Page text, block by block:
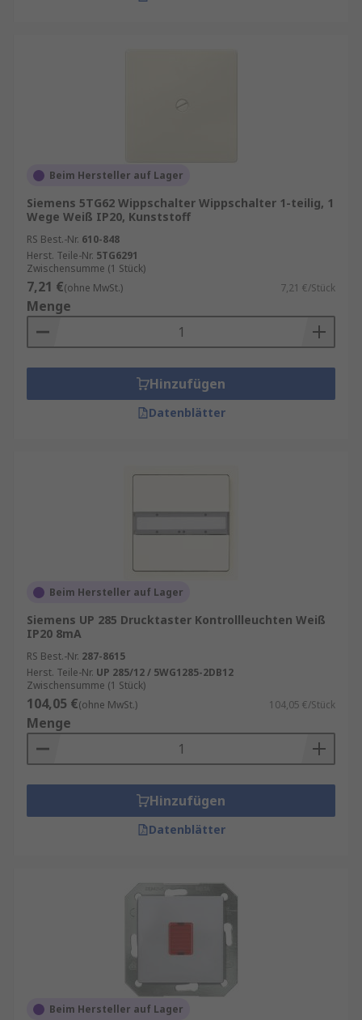
Beim Hersteller auf Lager
Siemens 5TG62 Wippschalter Wippschalter 1-teilig, 1
Wege Weiß IP20, Kunststoff
RS Best.-Nr. 610-848
Herst. Teile-Nr. 5TG6291
Zwischensumme (1 Stück)
7,21 €(ohne MwSt.) 7,21 €/Stück
Menge
Hinzufügen
Datenblätter
Beim Hersteller auf Lager
Siemens UP 285 Drucktaster Kontrollleuchten Weiß
IP20 8mA
RS Best.-Nr. 287-8615
Herst. Teile-Nr. UP 285/12 / 5WG1285-2DB12
Zwischensumme (1 Stück)
104,05 €(ohne MwSt.) 104,05 €/Stück
Menge
Hinzufügen
Datenblätter
Beim Hersteller auf Lager